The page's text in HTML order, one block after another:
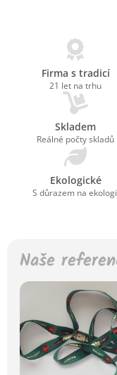
Firma s tradicí
21 let na trhu
Skladem
Reálné počty skladů
Ekologické
S důrazem na
Naše